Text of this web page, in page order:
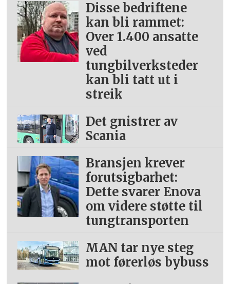
Disse bedriftene
kan bli rammet:
Over 1.400 ansatte
ved
tungbilverksteder
kan bli tatt ut i
streik
Det gnistrer av
Scania
Bransjen krever
forutsigbarhet:
Dette svarer Enova
om videre støtte til
tungtransporten
MAN tar nye steg
mot førerløs bybuss